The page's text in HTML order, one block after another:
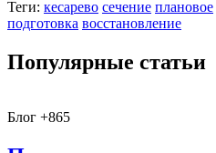
Теги: кесарево сечение плановое
подготовка восстановление
Популярные статьи
Блог +865